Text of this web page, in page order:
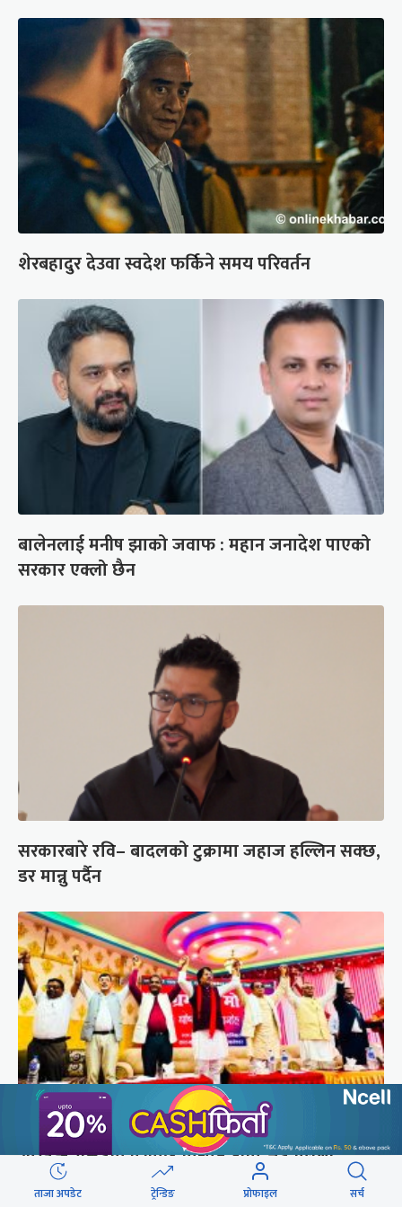
शेरबहादुर देउवा स्वदेश फर्किने समय परिवर्तन
बालेनलाई मनीष झाको जवाफ : महान जनादेश पाएको
सरकार एक्लो छैन
सरकारबारे रवि– बादलको टुक्रामा जहाज हल्लिन सक्छ,
डर मान्नु पर्दैन
अस्तित्व संकटमा परेपछि मोर्चाबन्दीमा जुटे मधेशी-
पहिचानवादी दल
ताजा अपडेट ट्रेन्डिङ प्रोफाइल सर्च